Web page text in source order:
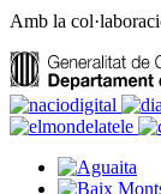
Amb la